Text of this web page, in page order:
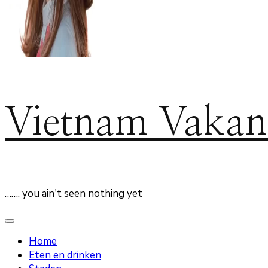
Vietnam
……. you ain't seen nothing yet
Home
Eten en drinken